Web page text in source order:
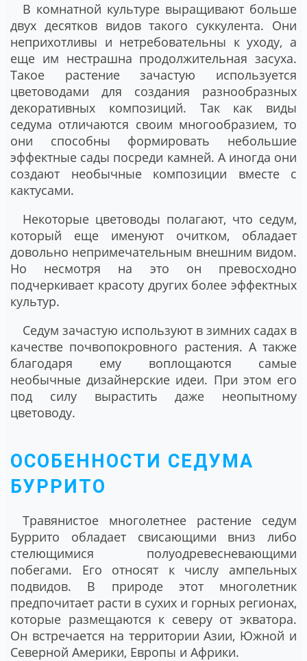
В комнатной культуре выращивают больше
двух десятков видов такого суккулента. Они
неприхотливы и нетребовательны к уходу, а
еще им нестрашна продолжительная засуха.
Такое растение зачастую используется
цветоводами для создания разнообразных
декоративных композиций. Так как виды
седума отличаются своим многообразием, то
они способны формировать небольшие
эффектные сады посреди камней. А иногда они
создают необычные композиции вместе с
кактусами.
Некоторые цветоводы полагают, что седум,
который еще именуют очитком, обладает
довольно непримечательным внешним видом.
Но несмотря на это он превосходно
подчеркивает красоту других более эффектных
культур.
Седум зачастую используют в зимних садах в
качестве почвопокровного растения. А также
благодаря ему воплощаются самые
необычные дизайнерские идеи. При этом его
под силу вырастить даже неопытному
цветоводу.
ОСОБЕННОСТИ СЕДУМА
БУРРИТО
Травянистое многолетнее растение седум
Буррито обладает свисающими вниз либо
стелющимися полуодревесневающими
побегами. Его относят к числу ампельных
подвидов. В природе этот многолетник
предпочитает расти в сухих и горных регионах,
которые размещаются к северу от экватора.
Он встречается на территории Азии, Южной и
Северной Америки, Европы и Африки.